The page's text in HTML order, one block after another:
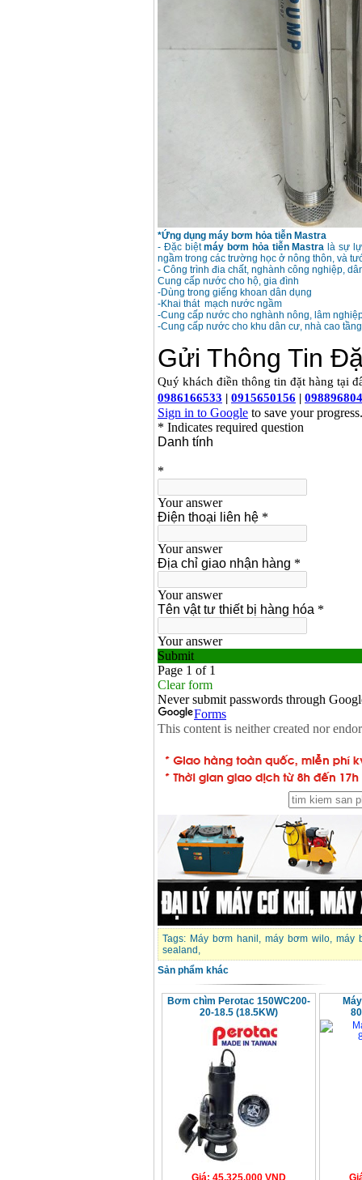
*Ứng dụng máy bơm hỏa tiễn Mastra
- Đặc biệtmáy bơm hỏa tiễn Mastra là sự
ngầm trong các trường học ở nông thôn, và
- Công trình đia chất, nghành công nghiệp,
Cung cấp nước cho hộ, gia đình
-Dùng trong giếng khoan dân dụng
-Khai thát mạch nước ngầm
-Cung cấp nước cho nghành nông, lâm
-Cung cấp nước cho khu dân cư, nhà cao
Tags: Máy bơm hanil , máy bơm wilo, máy
sealand ,
Sản phẩm khác
Bơm chìm Perotac 150WC200-
20-18.5 (18.5KW)